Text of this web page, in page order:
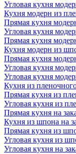
Угловая кухня
Кухня модерн из
Прямая кухня
Угловая кухня
Прямая кухня
Кухня модерн из
Прямая кухня
Угловая кухня
Угловая кухня
Кухня из
Прямая кухня из
Угловая кухня из
Прямая кухня на
Кухня из шпона на
Прямая кухня из
Угловая кухня из
Угловая кухня на